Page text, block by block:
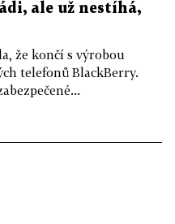
ale už nestíhá,
že končí s výrobou
telefonů BlackBerry.